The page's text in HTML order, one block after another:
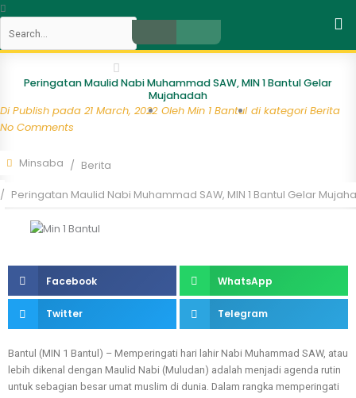
Skip
content
Close
Peringatan Maulid Nabi Muhammad SAW, MIN 1 Bantul Gelar
Mujahadah
Di Publish pada 21 March, 2022 Oleh Min 1 Bantul di kategori Berita
No Comments
Minsaba Berita
Peringatan Maulid Nabi Muhammad SAW, MIN 1 Bantul Gelar
Facebook WhatsApp
Twitter Telegram
Bantul (MIN 1 Bantul) – Memperingati hari lahir Nabi Muhammad SAW, atau
lebih dikenal dengan Maulid Nabi (Muludan) adalah menjadi agenda rutin
untuk sebagian besar umat muslim di dunia. Dalam rangka memperingati